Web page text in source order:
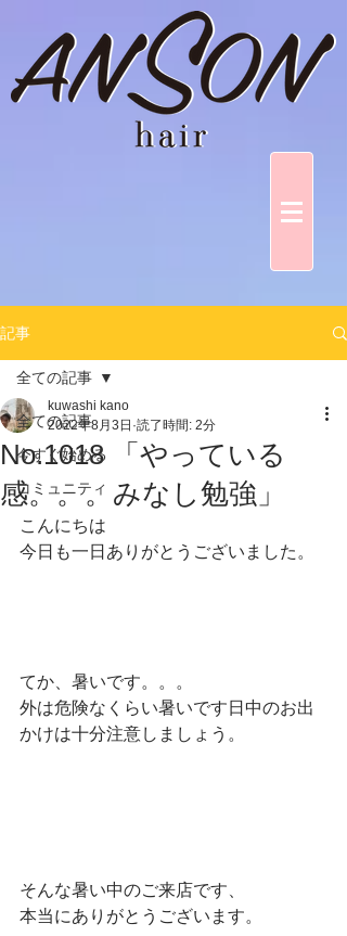
記事
全ての記事
今すぐ始める
コミュニティ
全ての記事
No.1018 「やっている
感。。。みなし勉強」
kuwashi kano
2022年8月3日 読了時間: 2分
こんにちは
今日も一日ありがとうございました。
てか、暑いです。。。
外は危険なくらい暑いです日中のお出
かけは十分注意しましょう。
そんな暑い中のご来店です、
本当にありがとうございます。